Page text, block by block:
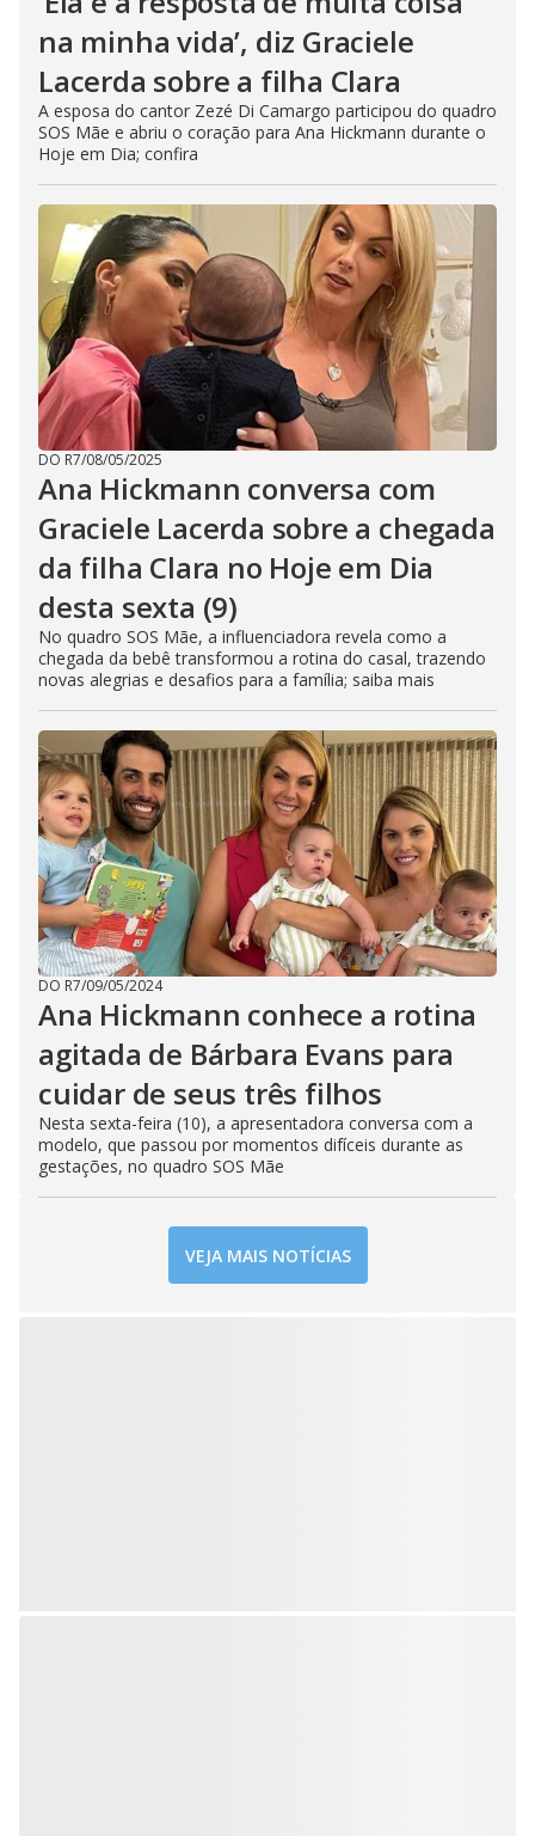
na minha vida’, diz Graciele
Lacerda sobre a filha Clara
A esposa do cantor Zezé Di Camargo participou do quadro
SOS Mãe e abriu o coração para Ana Hickmann durante o
Hoje em Dia; confira
DO R7/08/05/2025
Ana Hickmann conversa com
Graciele Lacerda sobre a chegada
da filha Clara no Hoje em Dia
desta sexta (9)
No quadro SOS Mãe, a influenciadora revela como a
chegada da bebê transformou a rotina do casal, trazendo
novas alegrias e desafios para a família; saiba mais
DO R7/09/05/2024
Ana Hickmann conhece a rotina
agitada de Bárbara Evans para
cuidar de seus três filhos
Nesta sexta-feira (10), a apresentadora conversa com a
modelo, que passou por momentos difíceis durante as
gestações, no quadro SOS Mãe
VEJA MAIS NOTÍCIAS